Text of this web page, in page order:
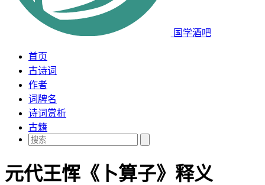
国学酒吧
首页
古诗词
作者
词牌名
诗词赏析
古籍
元代王恽《卜算子》释义